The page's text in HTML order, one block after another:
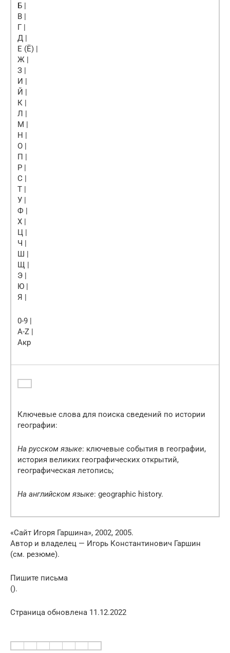
Б |
В |
Г |
Д |
Е (Ё) |
Ж |
З |
И |
Й |
К |
Л |
М |
Н |
О |
П |
Р |
С |
Т |
У |
Ф |
Х |
Ц |
Ч |
Ш |
Щ |
Э |
Ю |
Я |
0-9 |
A-Z |
Акр
Ключевые слова для поиска сведений по истории
географии:
На русском языке: ключевые события в географии,
история великих географических открытий,
географическая летопись;
На английском языке: geographic history.
«Сайт Игоря Гаршина», 2002, 2005.
Автор и владелец — Игорь Константинович Гаршин
(см. резюме).
Пишите письма
().
Страница обновлена 11.12.2022